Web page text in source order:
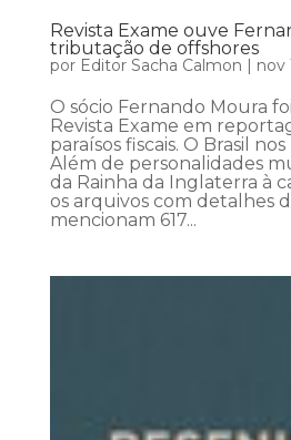
Revista Exame ouve
tributação de offshores
por Editor Sacha Calmon | nov
O sócio Fernando Moura
Revista Exame em
paraísos fiscais. O Brasil
Além de personalidades
da Rainha da Inglaterra à
os arquivos com detalhes
mencionam 617...